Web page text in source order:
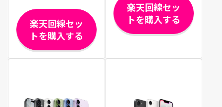
楽天回線セッ
トを購入する
楽天回線セッ
トを購入する